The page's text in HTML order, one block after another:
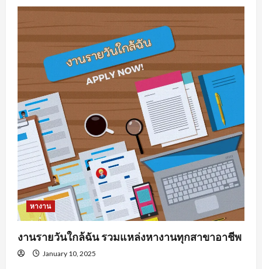
หางาน
งานรายวันใกล้ฉัน รวมแหล่งหางานทุกสาขาอาชีพ
January 10, 2025